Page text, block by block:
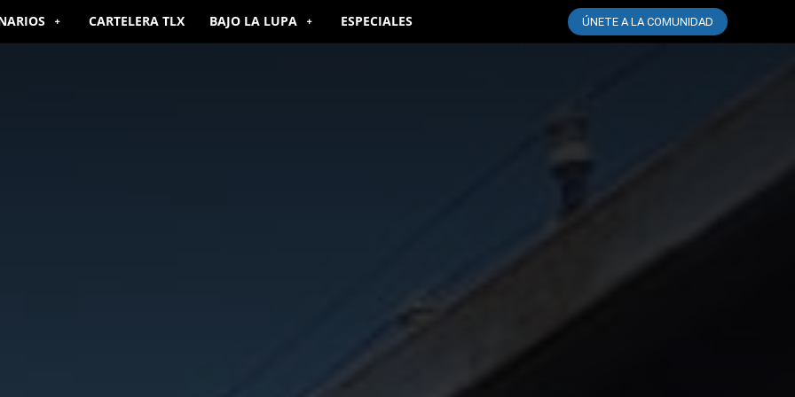
CARTELERA TLX BAJO LA LUPA ESPECIALES ÚNETE A LA COMUNIDAD